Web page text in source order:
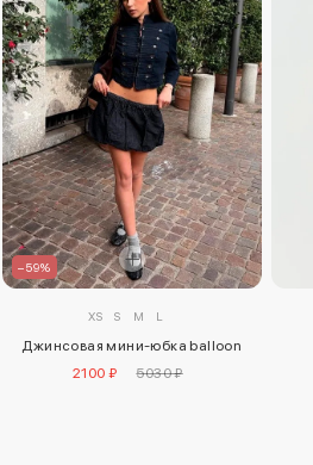
–59%
XS S M L
Джинсовая мини-юбка balloon
2100 ₽
5030 ₽